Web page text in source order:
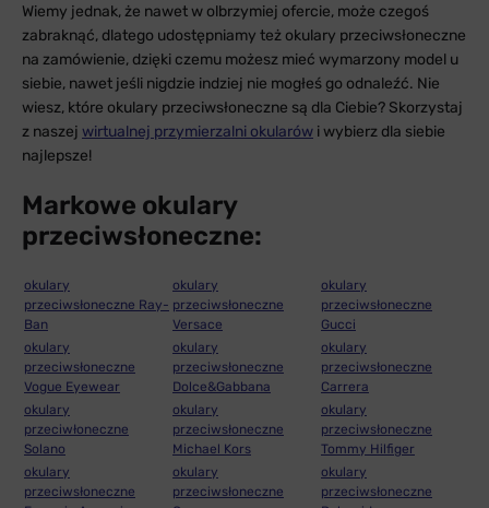
Wiemy jednak, że nawet w olbrzymiej ofercie, może czegoś
zabraknąć, dlatego udostępniamy też okulary przeciwsłoneczne
na zamówienie, dzięki czemu możesz mieć wymarzony model u
siebie, nawet jeśli nigdzie indziej nie mogłeś go odnaleźć. Nie
wiesz, które okulary przeciwsłoneczne są dla Ciebie? Skorzystaj
z naszej wirtualnej przymierzalni okularów i wybierz dla siebie
najlepsze!
Markowe okulary
przeciwsłoneczne:
okulary
przeciwsłoneczne Ray-
Ban
okulary
przeciwsłoneczne
Versace
okulary
przeciwsłoneczne
Gucci
okulary
przeciwsłoneczne
Vogue Eyewear
okulary
przeciwsłoneczne
Dolce&Gabbana
okulary
przeciwsłoneczne
Carrera
okulary
przeciwłoneczne
Solano
okulary
przeciwsłoneczne
Michael Kors
okulary
przeciwsłoneczne
Tommy Hilfiger
okulary
przeciwsłoneczne
okulary
przeciwsłoneczne
okulary
przeciwsłoneczne